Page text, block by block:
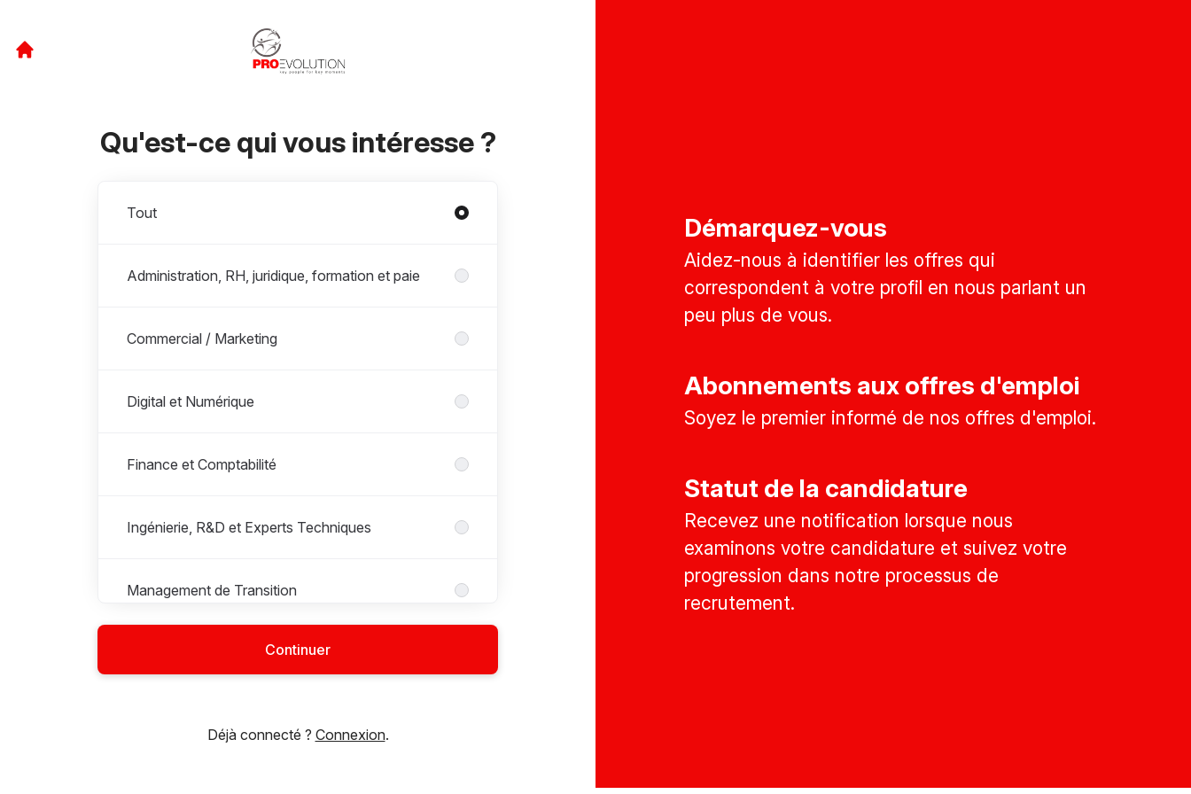
Qu'est-ce qui vous intéresse ?
Tout
Administration, RH, juridique, formation et paie
Commercial / Marketing
Digital et Numérique
Finance et Comptabilité
Ingénierie, R&D et Experts Techniques
Management de Transition
Production, Maintenance, Méthodes et QHSE
Continuer
Déjà connecté ? Connexion.
Démarquez-vous
Aidez-nous à identifier les offres qui
correspondent à votre profil en nous parlant un
peu plus de vous.
Abonnements aux offres d'emploi
Soyez le premier informé de nos offres d'emploi.
Statut de la candidature
Recevez une notification lorsque nous
examinons votre candidature et suivez votre
progression dans notre processus de
recrutement.